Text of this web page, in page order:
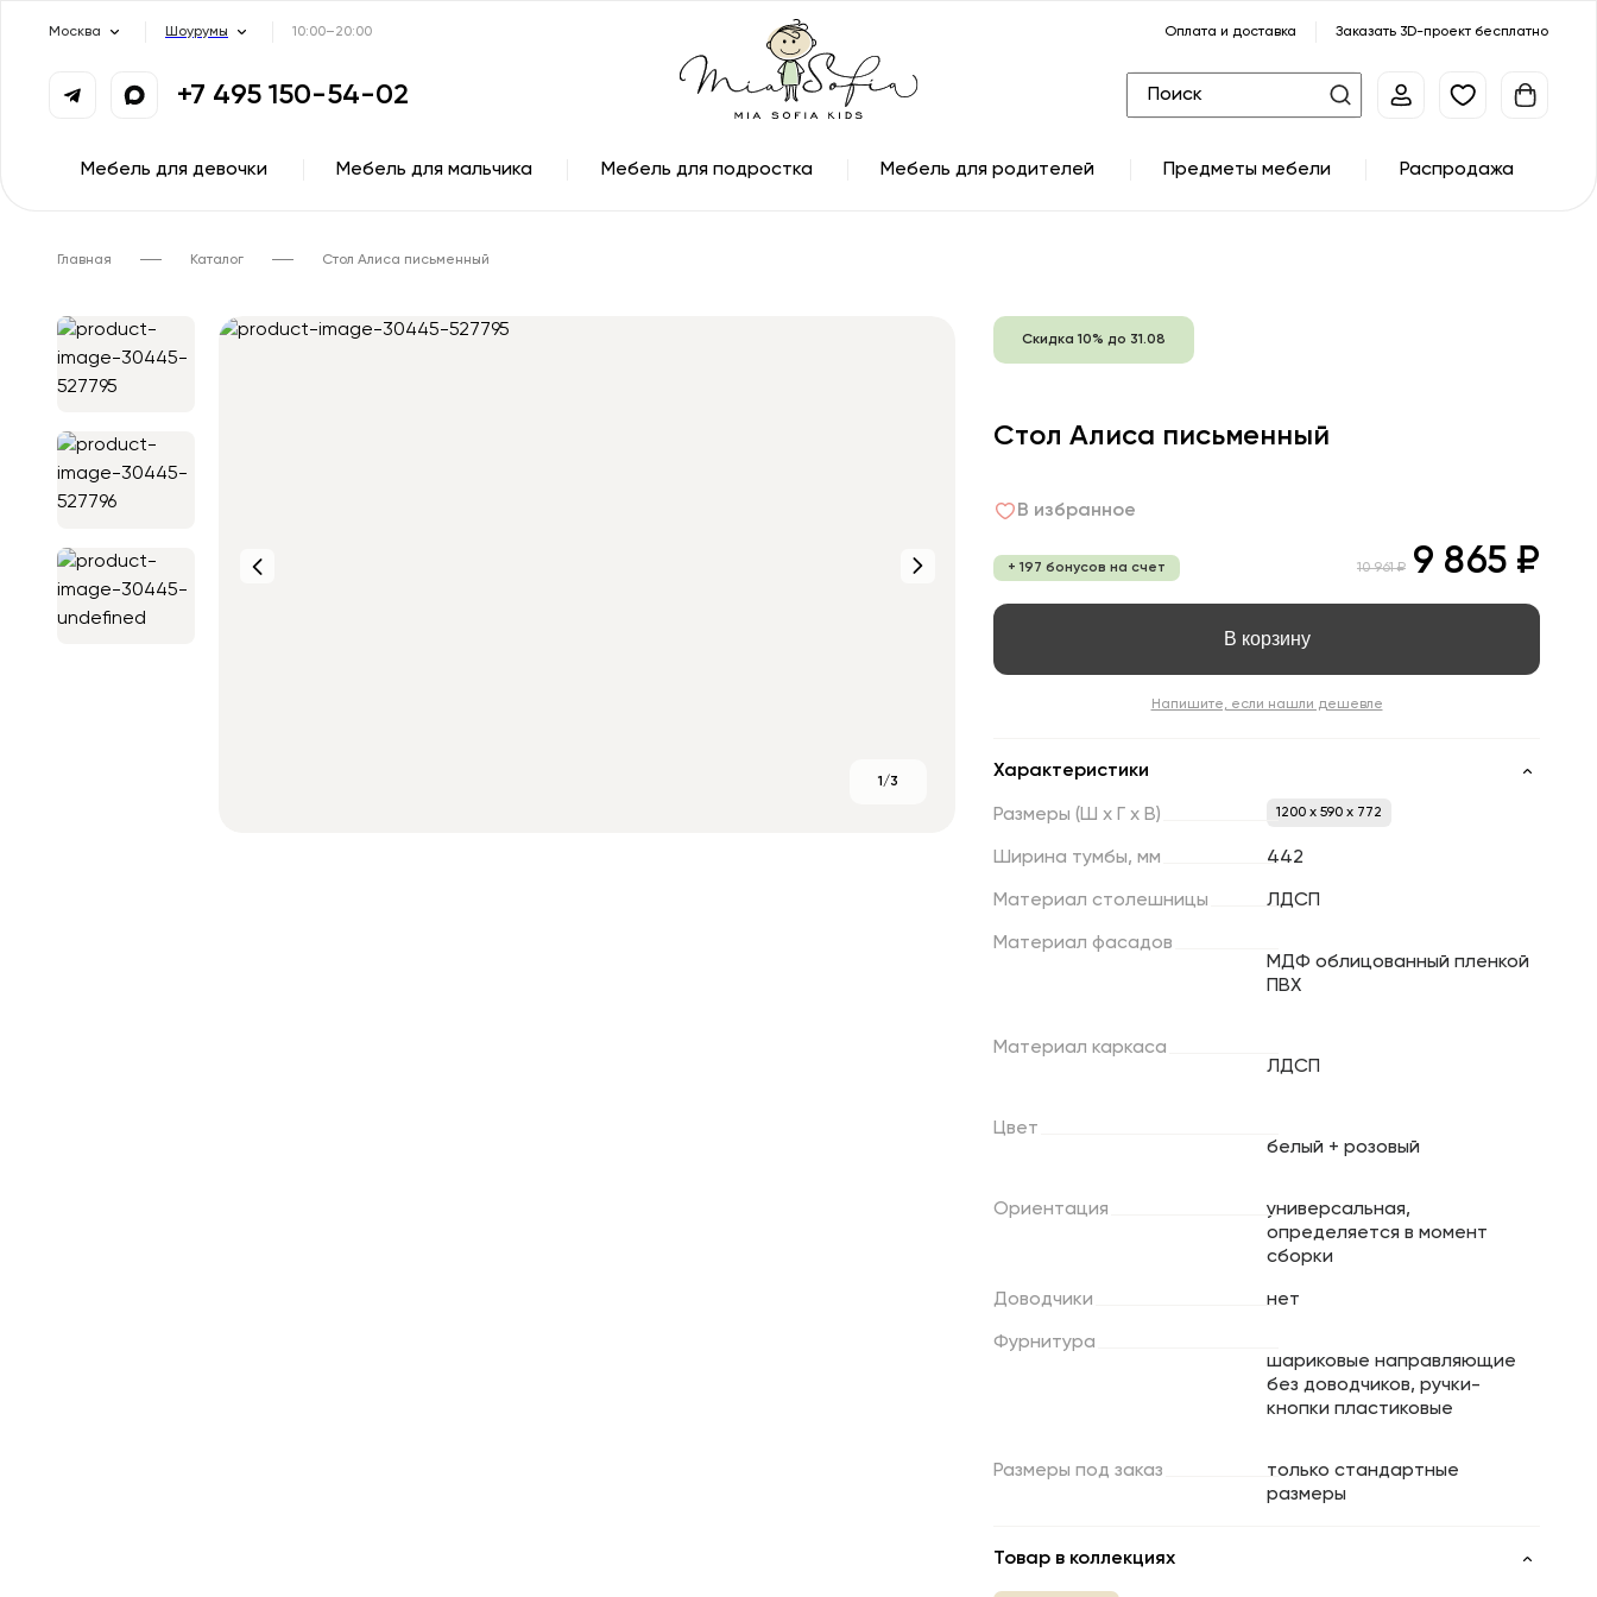
Москва Шоурумы 10:00–20:00 Оплата и доставка Заказать 3D-проект бесплатно
+7 495 150-54-02
Мебель для девочки Мебель для мальчика Мебель для подростка Мебель для родителей Предметы мебели Распродажа
Главная Каталог Стол Алиса письменный
1/3
Скидка 10% до 31.08
Стол Алиса письменный
В избранное
+ 197 бонусов на счет 10 961 ₽ 9 865 ₽
В корзину
Напишите, если нашли дешевле
Характеристики
Размеры (Ш х Г х В) 1200 x 590 x 772
Ширина тумбы, мм 442
Материал столешницы ЛДСП
Материал фасадов
МДФ облицованный пленкой
ПВХ
Материал каркаса
ЛДСП
Цвет
белый + розовый
Ориентация
универсальная,
определяется в момент
сборки
Доводчики нет
Фурнитура
шариковые направляющие
без доводчиков, ручки-
кнопки пластиковые
Размеры под заказ
только стандартные
размеры
Товар в коллекциях